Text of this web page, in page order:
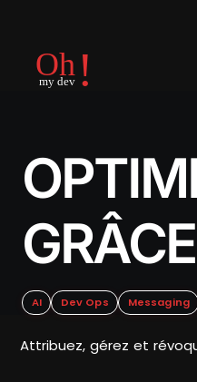
AI Dev Ops Messaging
Attribuez, gérez et